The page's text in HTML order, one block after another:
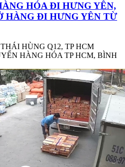
HÓA ĐI HƯNG YÊN,
HÀNG ĐI HƯNG YÊN TỪ
HÙNG Q12, TP HCM
HÀNG HÓA TP HCM, BÌNH